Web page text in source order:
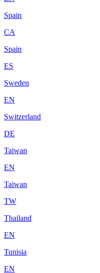
Spain
CA
Spain
ES
Sweden
EN
Switzerland
DE
Taiwan
EN
Taiwan
TW
Thailand
EN
Tunisia
EN